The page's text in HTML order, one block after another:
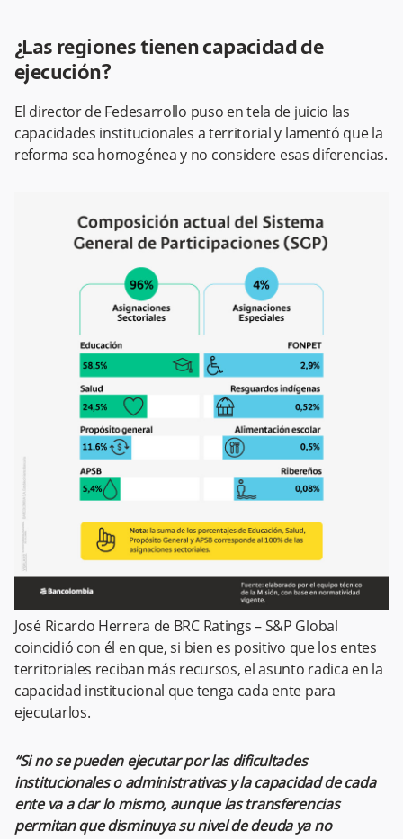
¿Las regiones tienen capacidad de
ejecución?
El director de Fedesarrollo puso en tela de juicio las
capacidades institucionales a territorial y lamentó que la
reforma sea homogénea y no considere esas diferencias.
José Ricardo Herrera de BRC Ratings – S&P Global
coincidió con él en que, si bien es positivo que los entes
territoriales reciban más recursos, el asunto radica en la
capacidad institucional que tenga cada ente para
ejecutarlos.
“Si no se pueden ejecutar por las dificultades
institucionales o administrativas y la capacidad de cada
ente va a dar lo mismo, aunque las transferencias
permitan que disminuya su nivel de deuda ya no